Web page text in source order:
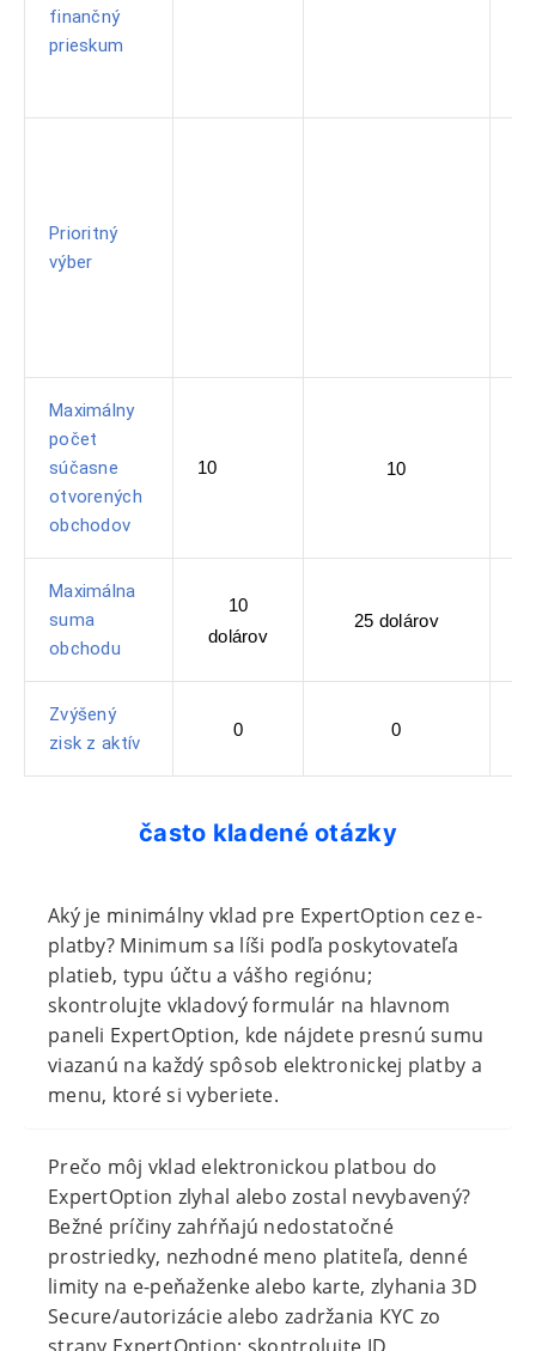
finančný
prieskum
Prioritný
výber
Maximálny
počet
súčasne
otvorených
obchodov
10 10
Maximálna
suma
obchodu
10
dolárov
25 dolárov
Zvýšený
zisk z aktív
0 0
často kladené otázky
Aký je minimálny vklad pre ExpertOption cez e-
platby? Minimum sa líši podľa poskytovateľa
platieb, typu účtu a vášho regiónu;
skontrolujte vkladový formulár na hlavnom
paneli ExpertOption, kde nájdete presnú sumu
viazanú na každý spôsob elektronickej platby a
menu, ktoré si vyberiete.
Prečo môj vklad elektronickou platbou do
ExpertOption zlyhal alebo zostal nevybavený?
Bežné príčiny zahŕňajú nedostatočné
prostriedky, nezhodné meno platiteľa, denné
limity na e-peňaženke alebo karte, zlyhania 3D
Secure/autorizácie alebo zadržania KYC zo
strany ExpertOption; skontrolujte ID